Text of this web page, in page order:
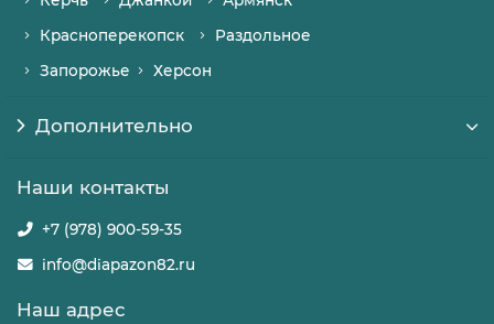
Красноперекопск
Раздольное
Запорожье
Херсон
Дополнительно
Наши контакты
+7 (978) 900-59-35
info@diapazon82.ru
Наш адрес